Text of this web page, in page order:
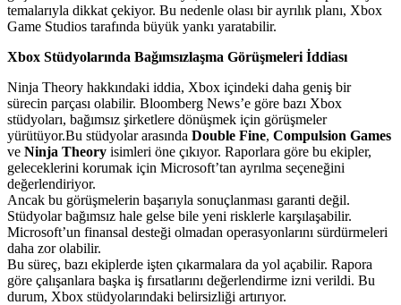
temalarıyla dikkat çekiyor. Bu nedenle olası bir ayrılık planı, Xbox
Game Studios tarafında büyük yankı yaratabilir.
Xbox Stüdyolarında Bağımsızlaşma Görüşmeleri İddiası
Ninja Theory hakkındaki iddia, Xbox içindeki daha geniş bir
sürecin parçası olabilir. Bloomberg News’e göre bazı Xbox
stüdyoları, bağımsız şirketlere dönüşmek için görüşmeler
yürütüyor.Bu stüdyolar arasında Double Fine, Compulsion Games
ve Ninja Theory isimleri öne çıkıyor. Raporlara göre bu ekipler,
geleceklerini korumak için Microsoft’tan ayrılma seçeneğini
değerlendiriyor.
Ancak bu görüşmelerin başarıyla sonuçlanması garanti değil.
Stüdyolar bağımsız hale gelse bile yeni risklerle karşılaşabilir.
Microsoft’un finansal desteği olmadan operasyonlarını sürdürmeleri
daha zor olabilir.
Bu süreç, bazı ekiplerde işten çıkarmalara da yol açabilir. Rapora
göre çalışanlara başka iş fırsatlarını değerlendirme izni verildi. Bu
durum, Xbox stüdyolarındaki belirsizliği artırıyor.